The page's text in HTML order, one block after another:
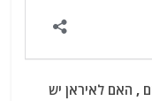
, האם לאיראן יש